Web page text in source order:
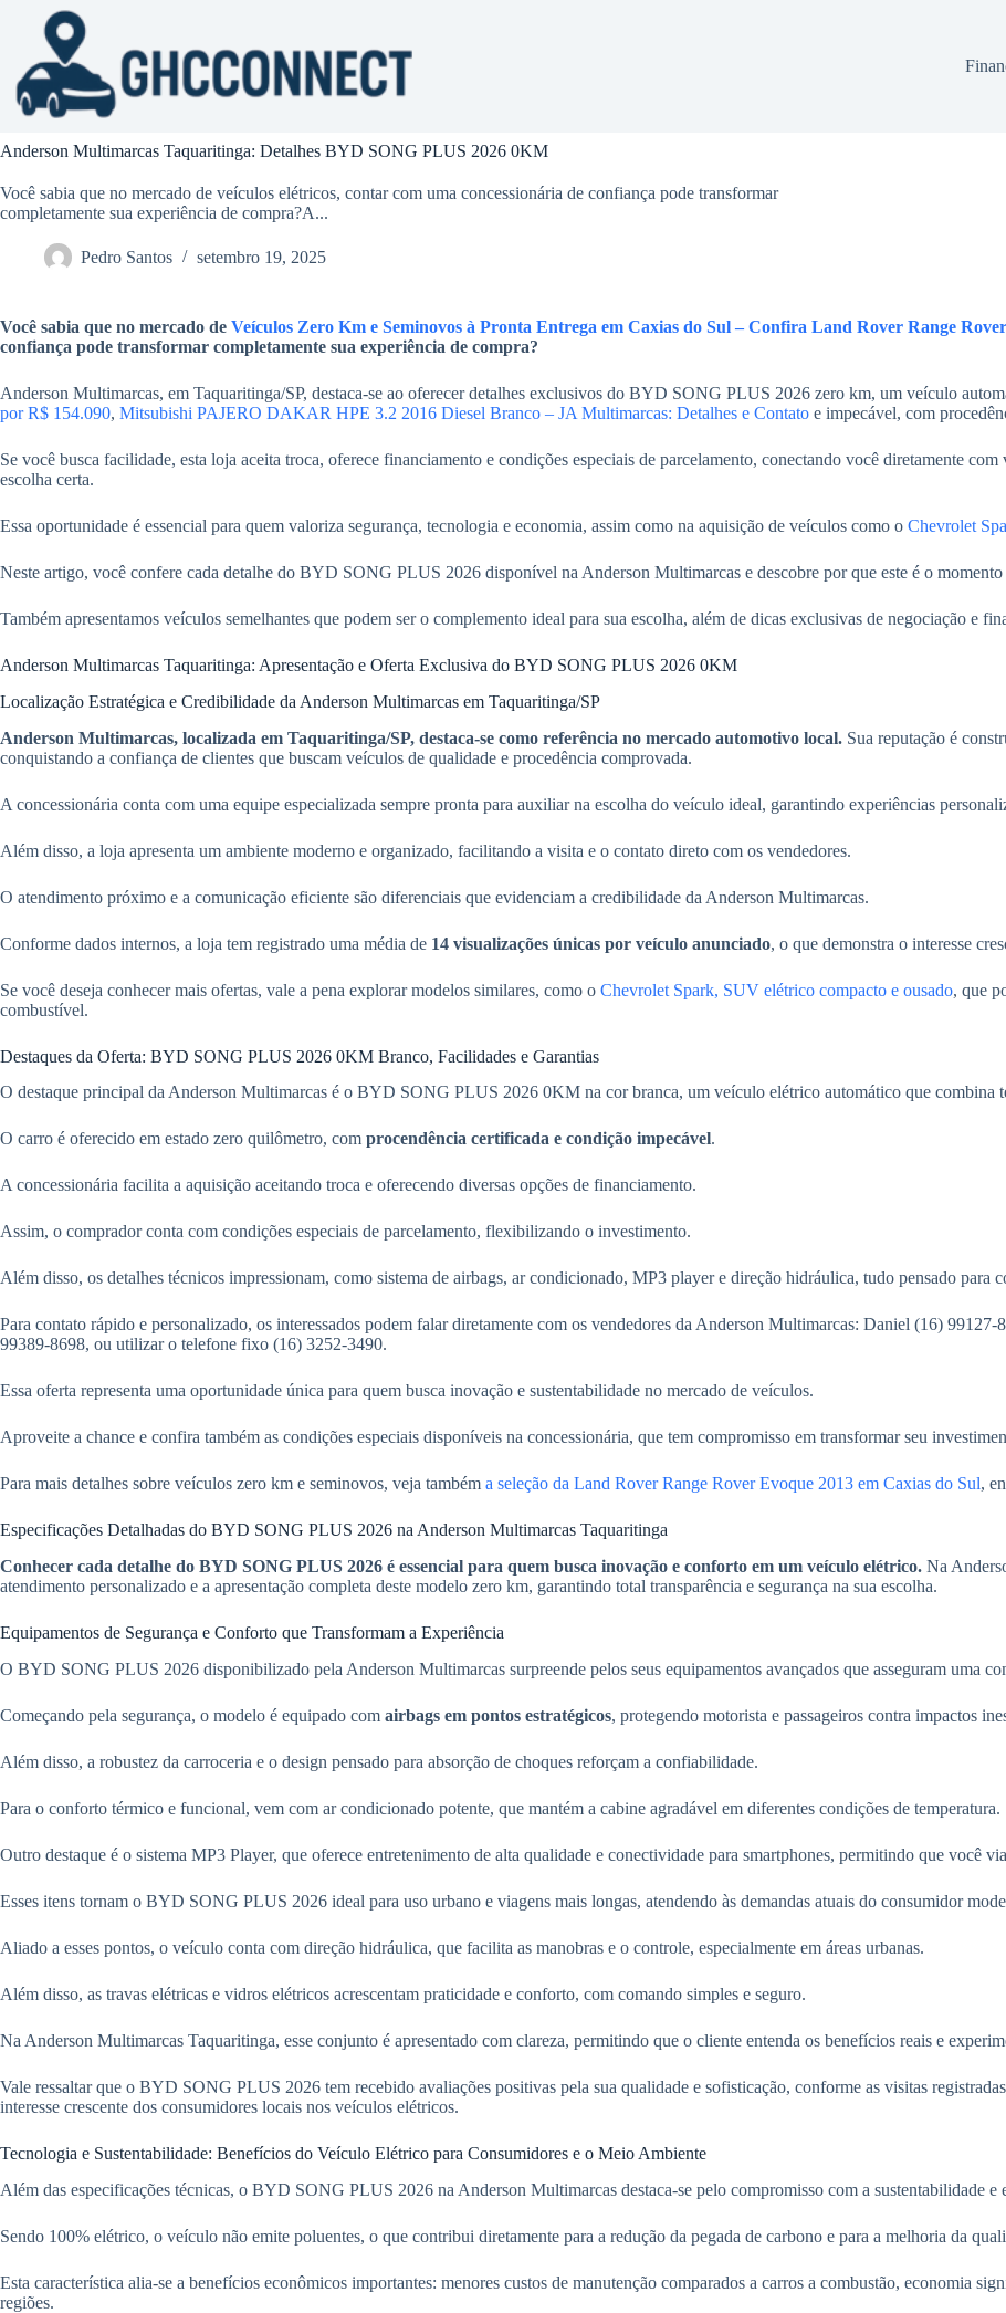
conteúdo
Anderson Multimarcas Taquaritinga: Detalhes BYD SONG PLUS 2026 0KM
Você sabia que no mercado de veículos elétricos, contar com uma concessionária de confiança pode transformar
completamente sua experiência de compra?A...
Pedro Santos setembro 19, 2025
Você sabia que no mercado de Veículos Zero Km e Seminovos à Pronta Entrega em Caxias do Sul – Confira Land Rover Range
confiança pode transformar completamente sua experiência de compra?
Anderson Multimarcas, em Taquaritinga/SP, destaca-se ao oferecer detalhes exclusivos do BYD SONG PLUS 2026 zero km, um veículo
por R$ 154.090, Mitsubishi PAJERO DAKAR HPE 3.2 2016 Diesel Branco – JA Multimarcas: Detalhes e Contato e impecável, com
Se você busca facilidade, esta loja aceita troca, oferece financiamento e condições especiais de parcelamento, conectando você diretamente
escolha certa.
Essa oportunidade é essencial para quem valoriza segurança, tecnologia e economia, assim como na aquisição de veículos como o Chevrolet
Neste artigo, você confere cada detalhe do BYD SONG PLUS 2026 disponível na Anderson Multimarcas e descobre por que este é o
Também apresentamos veículos semelhantes que podem ser o complemento ideal para sua escolha, além de dicas exclusivas de negociação e
Anderson Multimarcas Taquaritinga: Apresentação e Oferta Exclusiva do BYD SONG PLUS 2026 0KM
Localização Estratégica e Credibilidade da Anderson Multimarcas em Taquaritinga/SP
Anderson Multimarcas, localizada em Taquaritinga/SP, destaca-se como referência no mercado automotivo local. Sua reputação é
conquistando a confiança de clientes que buscam veículos de qualidade e procedência comprovada.
A concessionária conta com uma equipe especializada sempre pronta para auxiliar na escolha do veículo ideal, garantindo experiências
Além disso, a loja apresenta um ambiente moderno e organizado, facilitando a visita e o contato direto com os vendedores.
O atendimento próximo e a comunicação eficiente são diferenciais que evidenciam a credibilidade da Anderson Multimarcas.
Conforme dados internos, a loja tem registrado uma média de 14 visualizações únicas por veículo anunciado, o que demonstra o interesse
Se você deseja conhecer mais ofertas, vale a pena explorar modelos similares, como o Chevrolet Spark, SUV elétrico compacto e ousado, que
combustível.
Destaques da Oferta: BYD SONG PLUS 2026 0KM Branco, Facilidades e Garantias
O destaque principal da Anderson Multimarcas é o BYD SONG PLUS 2026 0KM na cor branca, um veículo elétrico automático que combina
O carro é oferecido em estado zero quilômetro, com procendência certificada e condição impecável.
A concessionária facilita a aquisição aceitando troca e oferecendo diversas opções de financiamento.
Assim, o comprador conta com condições especiais de parcelamento, flexibilizando o investimento.
Além disso, os detalhes técnicos impressionam, como sistema de airbags, ar condicionado, MP3 player e direção hidráulica, tudo pensado para
Para contato rápido e personalizado, os interessados podem falar diretamente com os vendedores da Anderson Multimarcas: Daniel (16)
99389-8698, ou utilizar o telefone fixo (16) 3252-3490.
Essa oferta representa uma oportunidade única para quem busca inovação e sustentabilidade no mercado de veículos.
Aproveite a chance e confira também as condições especiais disponíveis na concessionária, que tem compromisso em transformar seu
Para mais detalhes sobre veículos zero km e seminovos, veja também a seleção da Land Rover Range Rover Evoque 2013 em Caxias do Sul,
Especificações Detalhadas do BYD SONG PLUS 2026 na Anderson Multimarcas Taquaritinga
Conhecer cada detalhe do BYD SONG PLUS 2026 é essencial para quem busca inovação e conforto em um veículo elétrico. Na
atendimento personalizado e a apresentação completa deste modelo zero km, garantindo total transparência e segurança na sua escolha.
Equipamentos de Segurança e Conforto que Transformam a Experiência
O BYD SONG PLUS 2026 disponibilizado pela Anderson Multimarcas surpreende pelos seus equipamentos avançados que asseguram uma
Começando pela segurança, o modelo é equipado com airbags em pontos estratégicos, protegendo motorista e passageiros contra impactos
Além disso, a robustez da carroceria e o design pensado para absorção de choques reforçam a confiabilidade.
Para o conforto térmico e funcional, vem com ar condicionado potente, que mantém a cabine agradável em diferentes condições de temperatura.
Outro destaque é o sistema MP3 Player, que oferece entretenimento de alta qualidade e conectividade para smartphones, permitindo que você
Esses itens tornam o BYD SONG PLUS 2026 ideal para uso urbano e viagens mais longas, atendendo às demandas atuais do consumidor
Aliado a esses pontos, o veículo conta com direção hidráulica, que facilita as manobras e o controle, especialmente em áreas urbanas.
Além disso, as travas elétricas e vidros elétricos acrescentam praticidade e conforto, com comando simples e seguro.
Na Anderson Multimarcas Taquaritinga, esse conjunto é apresentado com clareza, permitindo que o cliente entenda os benefícios reais e
Vale ressaltar que o BYD SONG PLUS 2026 tem recebido avaliações positivas pela sua qualidade e sofisticação, conforme as visitas
interesse crescente dos consumidores locais nos veículos elétricos.
Tecnologia e Sustentabilidade: Benefícios do Veículo Elétrico para Consumidores e o Meio Ambiente
Além das especificações técnicas, o BYD SONG PLUS 2026 na Anderson Multimarcas destaca-se pelo compromisso com a sustentabilidade e
Sendo 100% elétrico, o veículo não emite poluentes, o que contribui diretamente para a redução da pegada de carbono e para a melhoria da
Esta característica alia-se a benefícios econômicos importantes: menores custos de manutenção comparados a carros a combustão, economia
regiões.